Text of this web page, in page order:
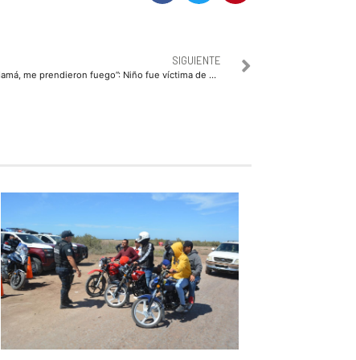
SIGUIENTE
“Mamá, me prendieron fuego”: Niño fue víctima de bullying en su barrio